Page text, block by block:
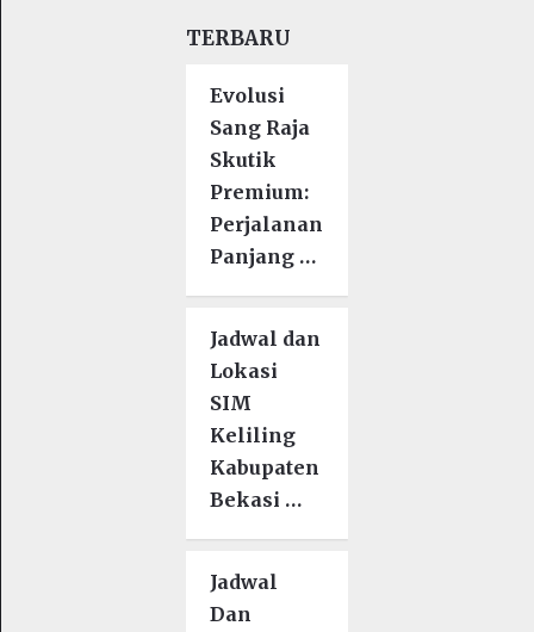
TERBARU
Evolusi
Sang Raja
Skutik
Premium:
Perjalanan
Panjang …
Jadwal dan
Lokasi
SIM
Keliling
Kabupaten
Bekasi …
Jadwal
Dan